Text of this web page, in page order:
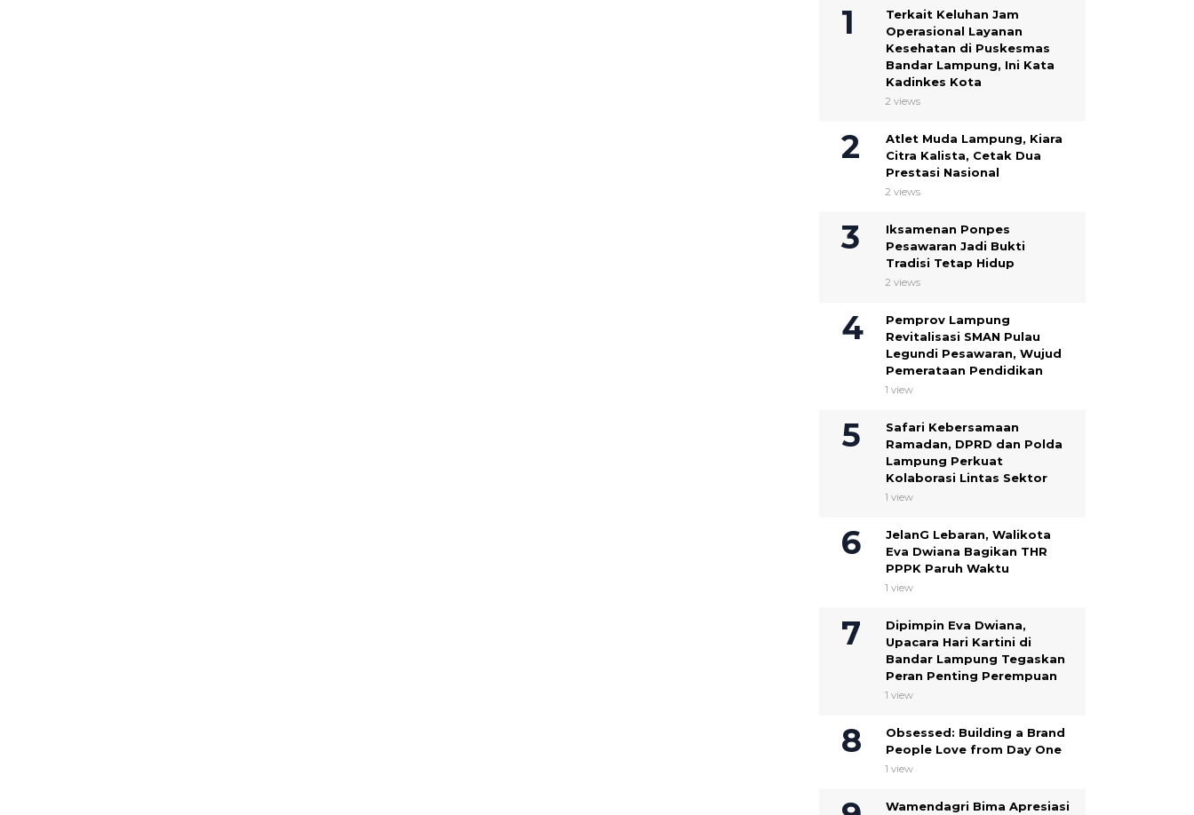
Terkait Keluhan Jam
Operasional Layanan
Kesehatan di Puskesmas
Bandar Lampung, Ini Kata
Kadinkes Kota
2 views
Atlet Muda Lampung, Kiara
Citra Kalista, Cetak Dua
Prestasi Nasional
2 views
Iksamenan Ponpes
Pesawaran Jadi Bukti
Tradisi Tetap Hidup
2 views
Pemprov Lampung
Revitalisasi SMAN Pulau
Legundi Pesawaran, Wujud
Pemerataan Pendidikan
1 view
Safari Kebersamaan
Ramadan, DPRD dan Polda
Lampung Perkuat
Kolaborasi Lintas Sektor
1 view
JelanG Lebaran, Walikota
Eva Dwiana Bagikan THR
PPPK Paruh Waktu
1 view
Dipimpin Eva Dwiana,
Upacara Hari Kartini di
Bandar Lampung Tegaskan
Peran Penting Perempuan
1 view
Obsessed: Building a Brand
People Love from Day One
1 view
Wamendagri Bima Apresiasi